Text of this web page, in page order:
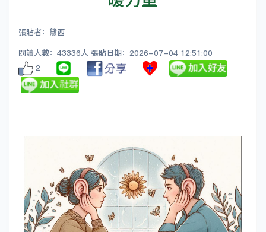
張貼者：黛西
閱讀人數：43336人 張貼日期：2026-07-04 12:51:00
2